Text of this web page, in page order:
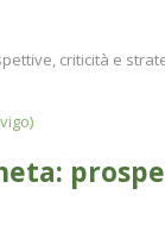
criticità e